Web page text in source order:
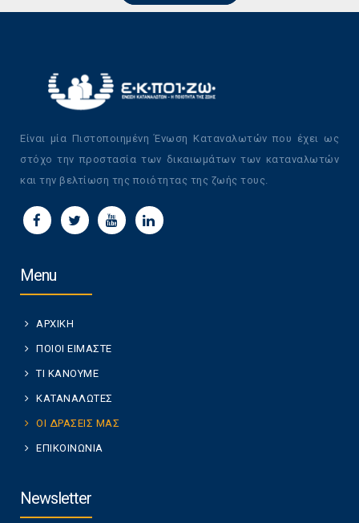
Είναι μία Πιστοποιημένη Ένωση Καταναλωτών που έχει ως
στόχο την προστασία των δικαιωμάτων των καταναλωτών
και την βελτίωση της ποιότητας της ζωής τους.
Menu
ΑΡΧΙΚΗ
ΠΟΙΟΙ ΕΙΜΑΣΤΕ
ΤΙ ΚΑΝΟΥΜΕ
ΚΑΤΑΝΑΛΩΤΕΣ
ΟΙ ΔΡΑΣΕΙΣ ΜΑΣ
ΕΠΙΚΟΙΝΩΝΙΑ
Newsletter